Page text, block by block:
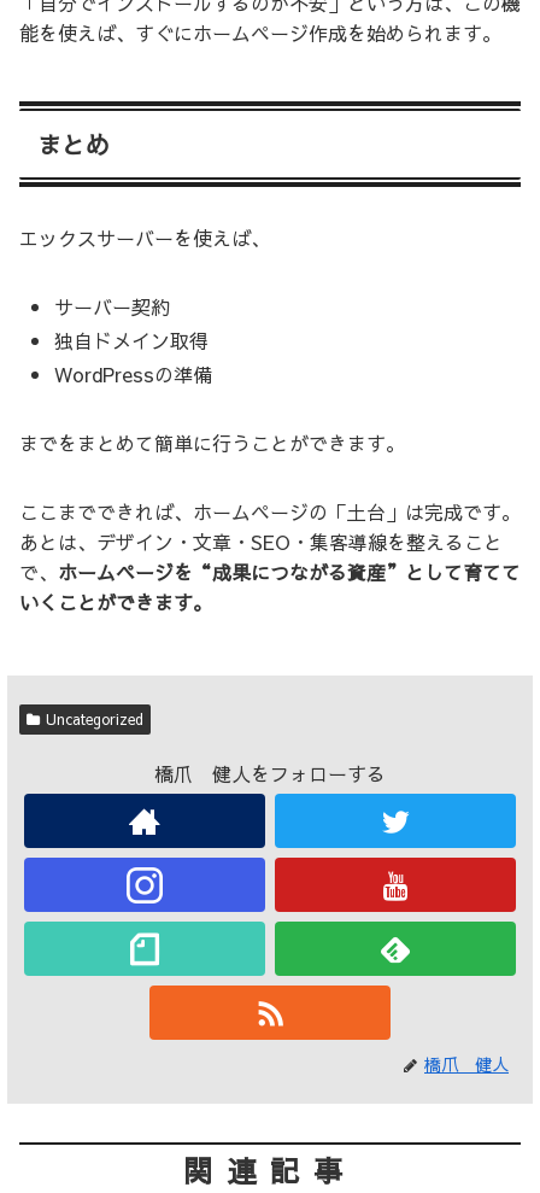
能を使えば、すぐにホームページ作成を始められます。
まとめ
エックスサーバーを使えば、
サーバー契約
独自ドメイン取得
WordPressの準備
までをまとめて簡単に行うことができます。
ここまでできれば、ホームページの「土台」は完成です。
あとは、デザイン・文章・SEO・集客導線を整えること
で、 ホームページを“成果につながる資産”として育てて
いくことができます。
Uncategorized
橋爪 健人をフォローする
橋爪 健人
関連記事